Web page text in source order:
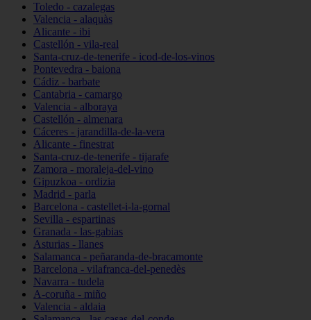
Toledo - cazalegas
Valencia - alaquàs
Alicante - ibi
Castellón - vila-real
Santa-cruz-de-tenerife - icod-de-los-vinos
Pontevedra - baiona
Cádiz - barbate
Cantabria - camargo
Valencia - alboraya
Castellón - almenara
Cáceres - jarandilla-de-la-vera
Alicante - finestrat
Santa-cruz-de-tenerife - tijarafe
Zamora - moraleja-del-vino
Gipuzkoa - ordizia
Madrid - parla
Barcelona - castellet-i-la-gornal
Sevilla - espartinas
Granada - las-gabias
Asturias - llanes
Salamanca - peñaranda-de-bracamonte
Barcelona - vilafranca-del-penedès
Navarra - tudela
A-coruña - miño
Valencia - aldaia